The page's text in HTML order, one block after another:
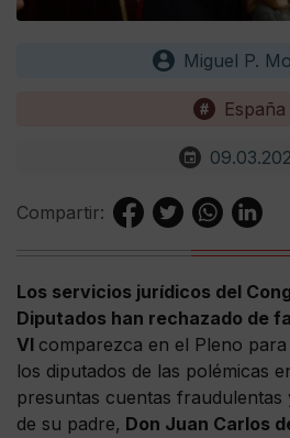
Miguel P.
España
Compartir:
Los servicios jurídicos del
Diputados han rechazado de
VI comparezca en el Pleno
los diputados de las polémicas
presuntas cuentas fraudulentas
de su padre, Don Juan Carlos